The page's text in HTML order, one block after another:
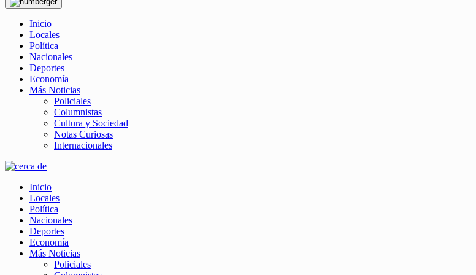
Inicio
Locales
Política
Nacionales
Deportes
Economía
Más Noticias
Policiales
Columnistas
Cultura y Sociedad
Notas Curiosas
Internacionales
Inicio
Locales
Política
Nacionales
Deportes
Economía
Más Noticias
Policiales